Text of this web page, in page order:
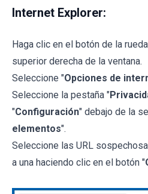
Internet Explorer:
Haga clic en el botón de la
superior derecha de la ventana.
Seleccione "Opciones de
Seleccione la pestaña "
"Configuración" debajo de la
elementos".
Seleccione las URL
a una haciendo clic en el botón "